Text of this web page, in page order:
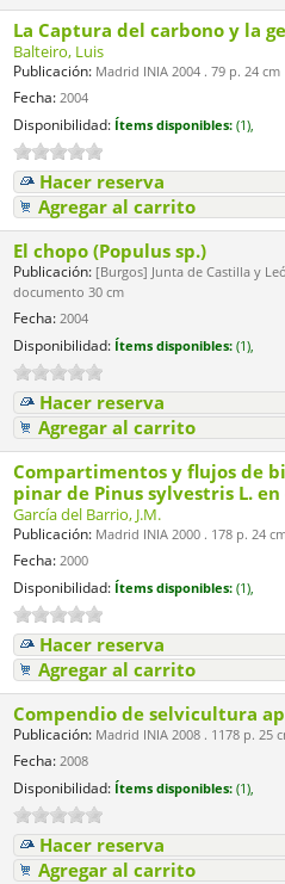
La Captura del carbono y la
Balteiro, Luis
Publicación: Madrid INIA 2004 . 79 p. 24 cm
Fecha: 2004
Disponibilidad: Ítems disponibles: (1),
Hacer reserva
Agregar al carrito
El chopo (Populus sp.)
Publicación: [Burgos] Junta de Castilla y
documento 30 cm
Fecha: 2004
Disponibilidad: Ítems disponibles: (1),
Hacer reserva
Agregar al carrito
Compartimentos y flujos de
pinar de Pinus sylvestris L.
García del Barrio, J.M.
Publicación: Madrid INIA 2000 . 178 p. 24
Fecha: 2000
Disponibilidad: Ítems disponibles: (1),
Hacer reserva
Agregar al carrito
Compendio de selvicultura
Publicación: Madrid INIA 2008 . 1178 p. 25
Fecha: 2008
Disponibilidad: Ítems disponibles: (1),
Hacer reserva
Agregar al carrito